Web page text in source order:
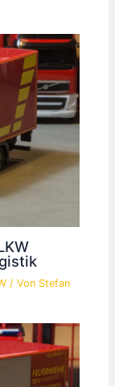
/ Von Stefan